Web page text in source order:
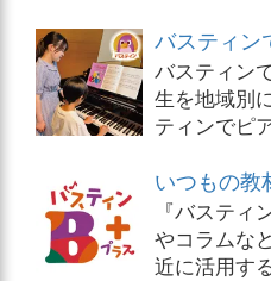
バスティン
バスティン
生を地域別
ティンでピ
いつもの教
『バスティ
やコラムな
近に活用す